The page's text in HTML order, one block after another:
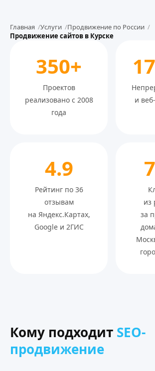
Главная Услуги
Продвижение по России
Продвижение сайтов в Курске
350+
Проектов
реализовано с 2008
года
и
4.9
Рейтинг по 36
отзывам
на Яндекс.Картах,
Google и 2ГИС
из
за
Кому подходит SEO-
продвижение